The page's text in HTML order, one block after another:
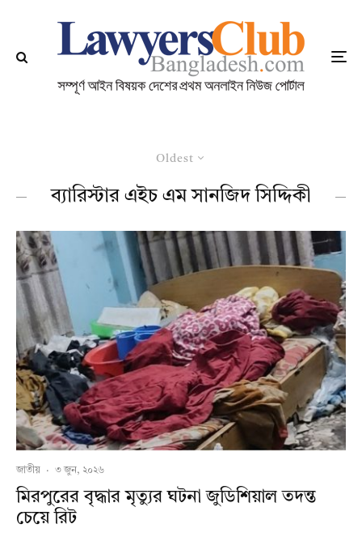
Oldest
ব্যারিস্টার এইচ এম সানজিদ সিদ্দিকী
জাতীয় · ৩ জুন, ২০২৬
মিরপুরের বৃদ্ধার মৃত্যুর ঘটনা জুডিশিয়াল তদন্ত
চেয়ে রিট